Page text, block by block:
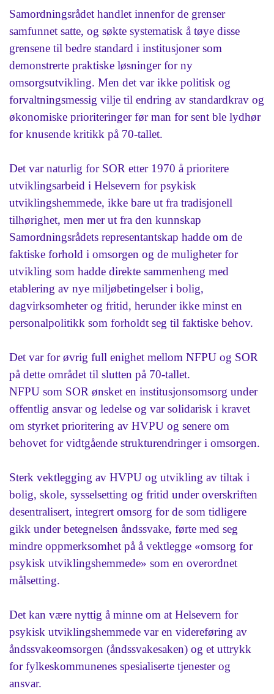
Samordningsrådet handlet innenfor de grenser
samfunnet satte, og søkte systematisk å tøye disse
grensene til bedre standard i institusjoner som
demonstrerte praktiske løsninger for ny
omsorgsutvikling. Men det var ikke politisk og
forvaltningsmessig vilje til endring av standardkrav og
økonomiske prioriteringer før man for sent ble lydhør
for knusende kritikk på 70-tallet.
Det var naturlig for SOR etter 1970 å prioritere
utviklingsarbeid i Helsevern for psykisk
utviklingshemmede, ikke bare ut fra tradisjonell
tilhørighet, men mer ut fra den kunnskap
Samordningsrådets representantskap hadde om de
faktiske forhold i omsorgen og de muligheter for
utvikling som hadde direkte sammenheng med
etablering av nye miljøbetingelser i bolig,
dagvirksomheter og fritid, herunder ikke minst en
personalpolitikk som forholdt seg til faktiske behov.
Det var for øvrig full enighet mellom NFPU og SOR
på dette området til slutten på 70-tallet.
NFPU som SOR ønsket en institusjonsomsorg under
offentlig ansvar og ledelse og var solidarisk i kravet
om styrket prioritering av HVPU og senere om
behovet for vidtgående strukturendringer i omsorgen.
Sterk vektlegging av HVPU og utvikling av tiltak i
bolig, skole, sysselsetting og fritid under overskriften
desentralisert, integrert omsorg for de som tidligere
gikk under betegnelsen åndssvake, førte med seg
mindre oppmerksomhet på å vektlegge «omsorg for
psykisk utviklingshemmede» som en overordnet
målsetting.
Det kan være nyttig å minne om at Helsevern for
psykisk utviklingshemmede var en videreføring av
åndssvakeomsorgen (åndssvakesaken) og et uttrykk
for fylkeskommunenes spesialiserte tjenester og
ansvar.